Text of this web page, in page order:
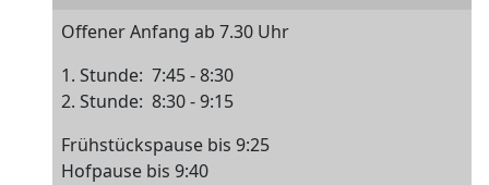
Offener Anfang ab 7.30 Uhr
1. Stunde: 7:45 - 8:30
2. Stunde: 8:30 - 9:15
Frühstückspause bis 9:25
Hofpause bis 9:40